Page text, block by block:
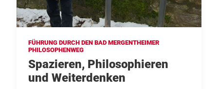
FÜHRUNG DURCH DEN BAD MERGENTHEIMER
PHILOSOPHENWEG
Spazieren, Philosophieren
und Weiterdenken